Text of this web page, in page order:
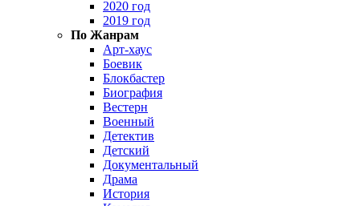
2020 год
2019 год
По Жанрам
Арт-хаус
Боевик
Блокбастер
Биография
Вестерн
Военный
Детектив
Детский
Документальный
Драма
История